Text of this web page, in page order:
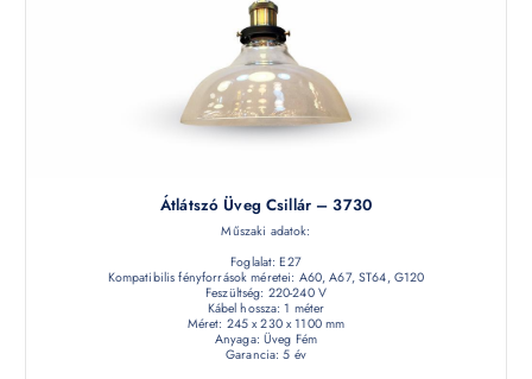
Átlátszó Üveg Csillár – 3730
Műszaki adatok:
Foglalat: E27
Kompatibilis fényforrások méretei: A60, A67, ST64, G120
Feszültség: 220-240 V
Kábel hossza: 1 méter
Méret: 245 x 230 x 1100 mm
Anyaga: Üveg Fém
Garancia: 5 év